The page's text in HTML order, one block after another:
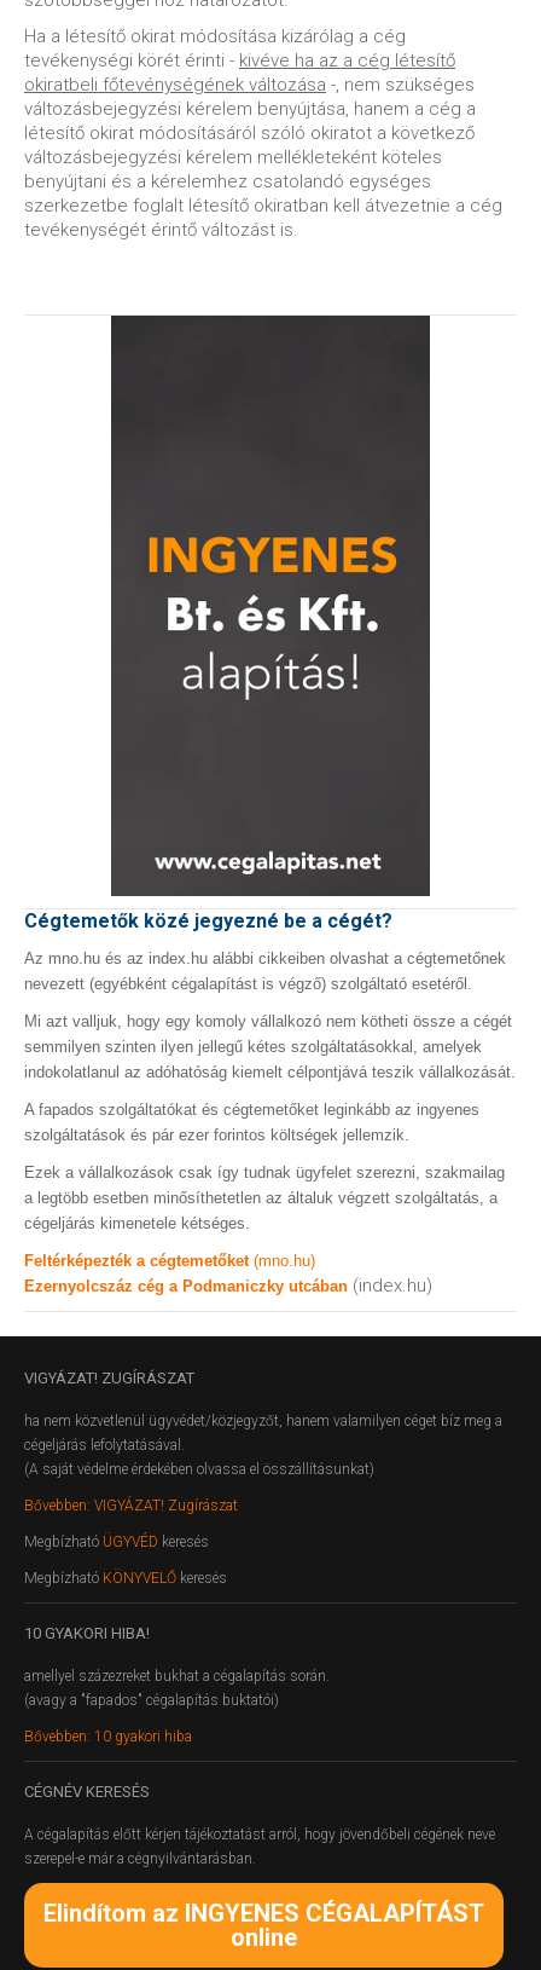
Ha a létesítő okirat módosítása kizárólag a cég
tevékenységi körét érinti - kivéve ha az a cég létesítő
okiratbeli főtevénységének változása -, nem szükséges
változásbejegyzési kérelem benyújtása, hanem a cég a
létesítő okirat módosításáról szóló okiratot a következő
változásbejegyzési kérelem mellékleteként köteles
benyújtani és a kérelemhez csatolandó egységes
szerkezetbe foglalt létesítő okiratban kell átvezetnie a cég
tevékenységét érintő változást is.
Cégtemetők közé jegyezné be a cégét?
Az mno.hu és az index.hu alábbi cikkeiben olvashat a cégtemetőnek
nevezett (egyébként cégalapítást is végző) szolgáltató esetéről.
Mi azt valljuk, hogy egy komoly vállalkozó nem kötheti össze a cégét
semmilyen szinten ilyen jellegű kétes szolgáltatásokkal, amelyek
indokolatlanul az adóhatóság kiemelt célpontjává teszik vállalkozását.
A fapados szolgáltatókat és cégtemetőket leginkább az ingyenes
szolgáltatások és pár ezer forintos költségek jellemzik.
Ezek a vállalkozások csak így tudnak ügyfelet szerezni, szakmailag
a legtöbb esetben minősíthetetlen az általuk végzett szolgáltatás, a
cégeljárás kimenetele kétséges.
Feltérképezték a cégtemetőket (mno.hu)
Ezernyolcszáz cég a Podmaniczky utcában (index.hu)
VIGYÁZAT! ZUGÍRÁSZAT
ha nem közvetlenül ügyvédet/közjegyzőt, hanem valamilyen céget bíz meg a
cégeljárás lefolytatásával.
(A saját védelme érdekében olvassa el összállításunkat)
Bővebben: VIGYÁZAT! Zugírászat
Megbízható ÜGYVÉD keresés
Megbízható KÖNYVELŐ keresés
10 GYAKORI HIBA!
amellyel százezreket bukhat a cégalapítás során.
(avagy a "fapados" cégalapítás buktatói)
Bővebben: 10 gyakori hiba
CÉGNÉV KERESÉS
A cégalapítás előtt kérjen tájékoztatást arról, hogy jövendőbeli cégének neve
szerepel-e már a cégnyilvántarásban.
Elindítom az INGYENES CÉGALAPÍTÁST
online